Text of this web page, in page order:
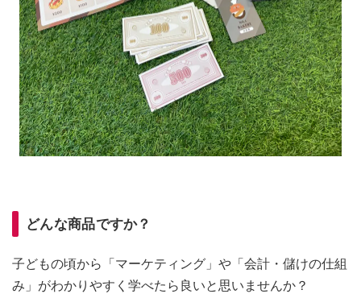
どんな商品ですか？
子どもの頃から「マーケティング」や「会計・儲けの仕組
み」がわかりやすく学べたら良いと思いませんか？